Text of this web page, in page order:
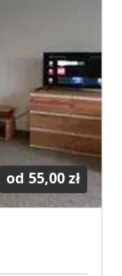
od 55,00 zł